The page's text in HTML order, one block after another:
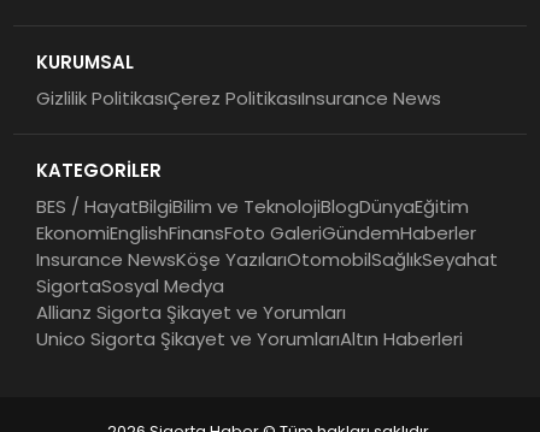
ING Türkiye 2026 Yılının İlk
KURUMSAL
Gizlilik PolitikasıÇerez PolitikasıInsurance News
KATEGORİLER
BES / HayatBilgiBilim ve TeknolojiBlogDünyaEğitim
EkonomiEnglishFinansFoto GaleriGündemHaberler
Insurance NewsKöşe YazılarıOtomobilSağlıkSeyahat
SigortaSosyal Medya
Allianz Sigorta Şikayet ve Yorumları
Unico Sigorta Şikayet ve YorumlarıAltın Haberleri